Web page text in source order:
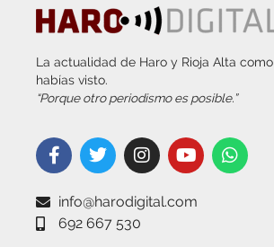
La actualidad de Haro y Rioja Alta
habías visto.
“Porque otro periodismo es posible.”
info@harodigital.com
692 667 530